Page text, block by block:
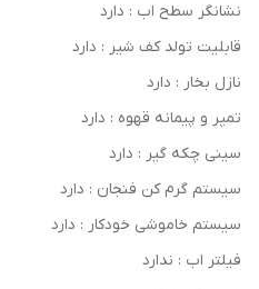
نشانگر سطح اب : دارد
قابلیت تولد کف شیر : دارد
نازل بخار : دارد
تمپر و پیمانه قهوه : دارد
سینی چکه گیر : دارد
سیستم گرم کن فنجان : دارد
سیستم خاموشی خودکار : دارد
فیلتر اب : ندارد